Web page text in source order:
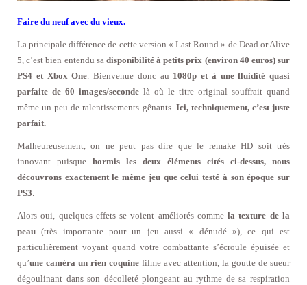
Faire du neuf avec du vieux.
La principale différence de cette version « Last Round » de Dead or Alive
5, c’est bien entendu sa disponibilité à petits prix (environ 40 euros) sur
PS4 et Xbox One. Bienvenue donc au 1080p et à une fluidité quasi
parfaite de 60 images/seconde là où le titre original souffrait quand
même un peu de ralentissements gênants. Ici, techniquement, c’est juste
parfait.
Malheureusement, on ne peut pas dire que le remake HD soit très
innovant puisque hormis les deux éléments cités ci-dessus, nous
découvrons exactement le même jeu que celui testé à son époque sur
PS3.
Alors oui, quelques effets se voient améliorés commela texture de la
peau (très importante pour un jeu aussi « dénudé »), ce qui est
particulièrement voyant quand votre combattante s’écroule épuisée et
qu’une caméra un rien coquine filme avec attention, la goutte de sueur
dégoulinant dans son décolleté plongeant au rythme de sa respiration